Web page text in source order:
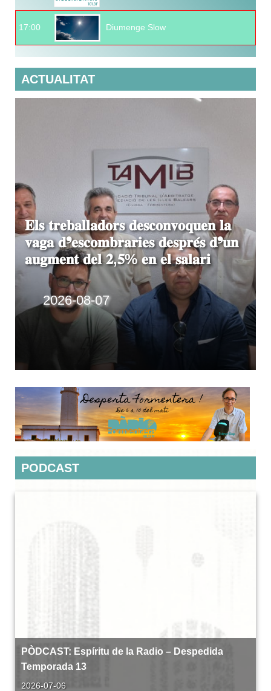
17:00 Diumenge Slow
ACTUALITAT
Disset morts en una pastera
que ha estat quinze dies a la
deriva prop de Mallorca
2026-08-06
PODCAST
PÒDCAST: Espíritu de la Radio – Despedida
Temporada 13
2026-07-06